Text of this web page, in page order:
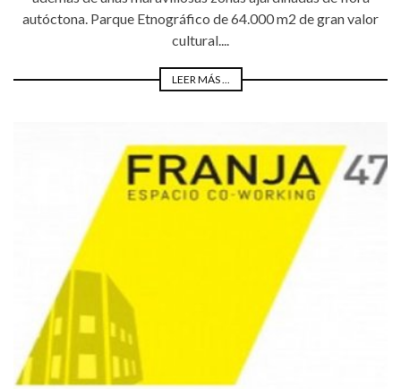
autóctona. Parque Etnográfico de 64.000 m2 de gran valor
cultural....
LEER MÁS ...